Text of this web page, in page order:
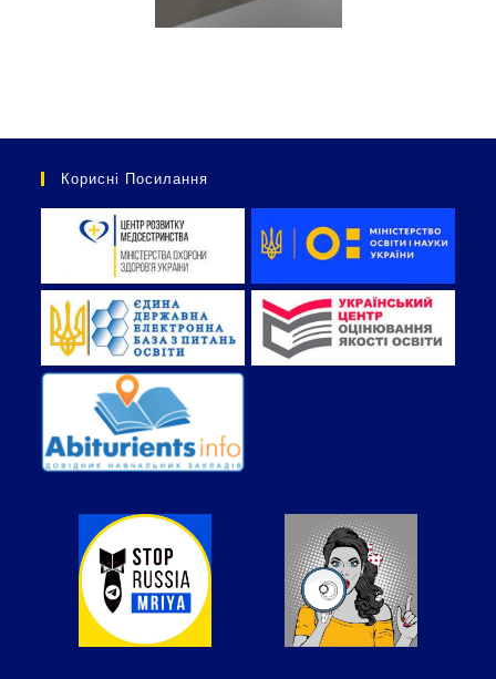
Корисні Посилання